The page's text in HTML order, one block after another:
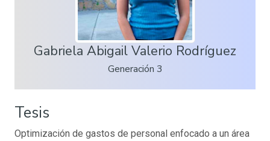
Gabriela Abigail Valerio Rodríguez
Generación 3
Tesis
Optimización de gastos de personal enfocado a un área